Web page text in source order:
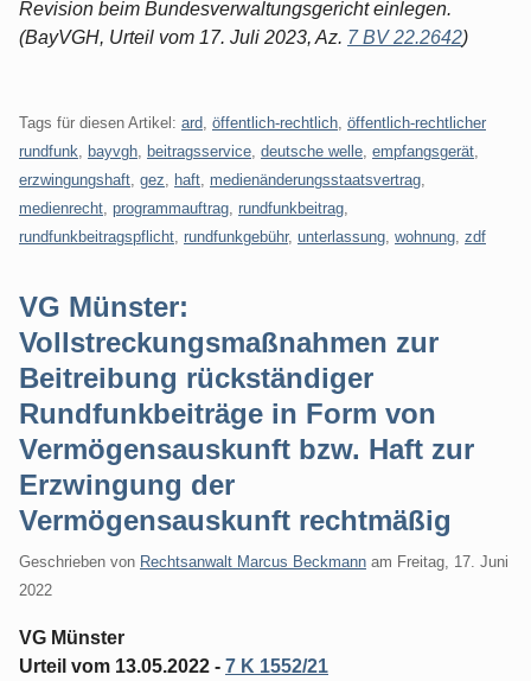
Revision beim Bundesverwaltungsgericht einlegen.
(BayVGH, Urteil vom 17. Juli 2023, Az. 7 BV 22.2642)
Tags für diesen Artikel: ard öffentlich-rechtlich öffentlich-rechtlicher
rundfunk
bayvgh beitragsservice deutsche welle empfangsgerät
erzwingungshaft gez haft medienänderungsstaatsvertrag
medienrecht programmauftrag rundfunkbeitrag
rundfunkbeitragspflicht rundfunkgebühr, unterlassung wohnung zdf
VG Münster:
Vollstreckungsmaßnahmen zur
Beitreibung rückständiger
Rundfunkbeiträge in Form von
Vermögensauskunft bzw. Haft zur
Erzwingung der
Vermögensauskunft rechtmäßig
Geschrieben von Rechtsanwalt Marcus Beckmann am Freitag, 17. Juni
2022
VG Münster
Urteil vom 13.05.2022 - 7 K 1552/21